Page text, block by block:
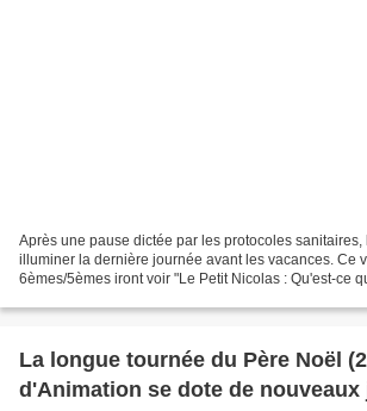
Après une pause dictée par les protocoles
illuminer la dernière journée avant les vacances. Ce
6èmes/5èmes iront voir "Le Petit Nicolas : Qu'est-ce
La longue tournée du Père Noël
d'Animation se dote de nouveaux